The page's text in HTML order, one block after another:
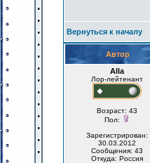
Вернуться к началу
Автор
Alla
Лор-лейтенант
Возраст: 43
Пол:
Зарегистрирован:
30.03.2012
Сообщения: 43
Откуда: Россия